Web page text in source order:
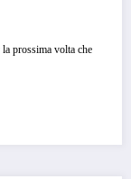
prossima volta che